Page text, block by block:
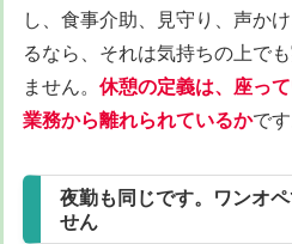
し、食事介助、見守り、声か
るなら、それは気持ちの上で
ません。 休憩の定義は、座っ
業務から離れられているかです
夜勤も同じです。ワンオ
せん